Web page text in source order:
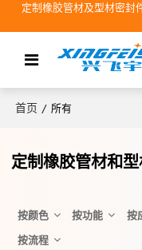
定制橡胶管材及型材密封
首页 / 所有
定制橡胶管材和
按颜色 按功能 按
按流程